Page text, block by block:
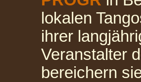
lokalen
ihrer
Veranstalter
bereichern